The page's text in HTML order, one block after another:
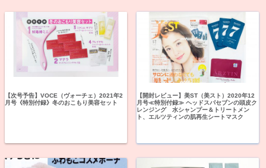
【次号予告】VOCE（ヴォーチェ）2021年2
月号《特別付録》冬のおこもり美容セット
【開封レビュー】美ST（美スト）2020年12
月号≪特別付録≫ ヘッドスパセブンの頭皮ク
レンジング 水シャンプー＆トリートメン
ト、エルツティンの肌再生シートマスク